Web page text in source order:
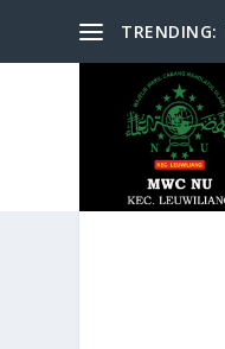
TRENDING: